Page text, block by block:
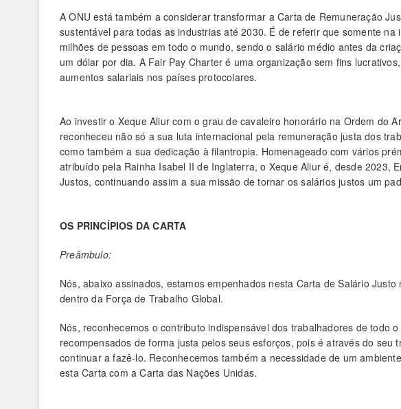
A ONU está também a considerar transformar a Carta de Remuneração
sustentável para todas as industrias até 2030. É de referir que somente
milhões de pessoas em todo o mundo, sendo o salário médio antes da
um dólar por dia. A Fair Pay Charter é uma organização sem fins
aumentos salariais nos países protocolares.
Ao investir o Xeque Aliur com o grau de cavaleiro honorário na Ordem do
reconheceu não só a sua luta internacional pela remuneração justa dos
como também a sua dedicação à filantropia. Homenageado com vários
atribuído pela Rainha Isabel II de Inglaterra, o Xeque Aliur é, desde 2023,
Justos, continuando assim a sua missão de tornar os salários justos um
OS PRINCÍPIOS DA CARTA
Preâmbulo:
Nós, abaixo assinados, estamos empenhados nesta Carta de Salário
dentro da Força de Trabalho Global.
Nós, reconhecemos o contributo indispensável dos trabalhadores de todo
recompensados ​​de forma justa pelos seus esforços, pois é através do seu
continuar a fazê-lo. Reconhecemos também a necessidade de um
esta Carta com a Carta das Nações Unidas.